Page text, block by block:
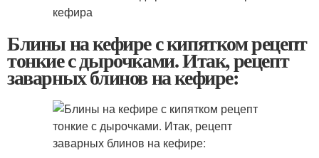
Блины на кефире с кипятком рецепт
тонкие с дырочками. Итак, рецепт
заварных блинов на кефире: